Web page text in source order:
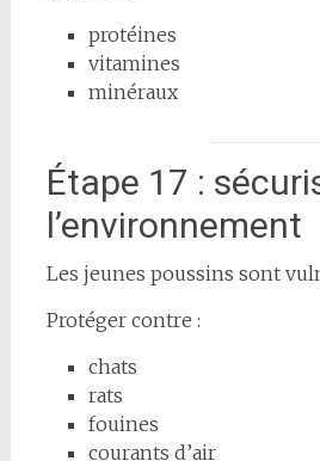
protéines
vitamines
minéraux
Étape 17 :
l’environnement
Les jeunes poussins sont
Protéger contre :
chats
rats
fouines
courants d’air